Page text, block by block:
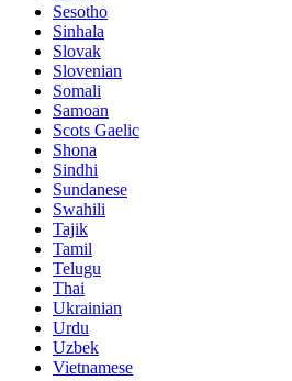
Sesotho
Sinhala
Slovak
Slovenian
Somali
Samoan
Scots Gaelic
Shona
Sindhi
Sundanese
Swahili
Tajik
Tamil
Telugu
Thai
Ukrainian
Urdu
Uzbek
Vietnamese